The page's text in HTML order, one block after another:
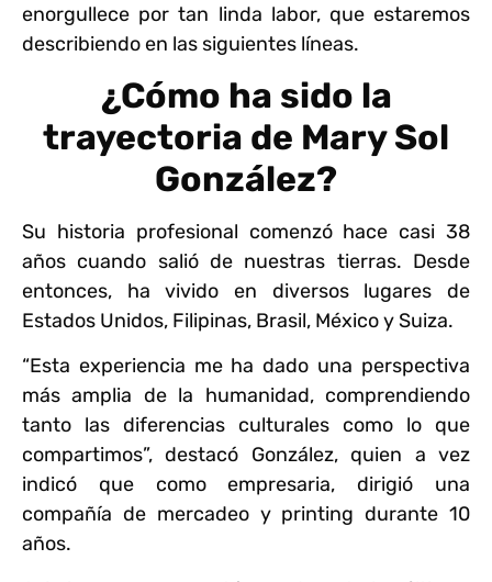
enorgullece por tan linda labor, que estaremos
describiendo en las siguientes líneas.
¿Cómo ha sido la
trayectoria de Mary Sol
González?
Su historia profesional comenzó hace casi 38
años cuando salió de nuestras tierras. Desde
entonces, ha vivido en diversos lugares de
Estados Unidos, Filipinas, Brasil, México y Suiza.
“Esta experiencia me ha dado una perspectiva
más amplia de la humanidad, comprendiendo
tanto las diferencias culturales como lo que
compartimos”, destacó González, quien a vez
indicó que como empresaria, dirigió una
compañía de mercadeo y printing durante 10
años.